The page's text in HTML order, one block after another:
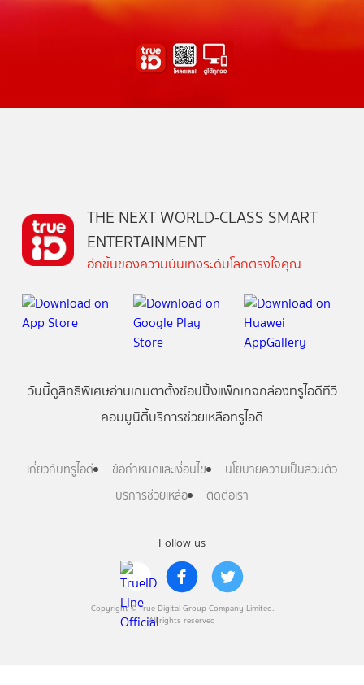
Follow us
Copyright © True Digital Group Company Limited.
All rights reserved
THE NEXT WORLD-CLASS SMART
ENTERTAINMENT
อีกขั้นของความบันเทิงระดับโลกตรงใจคุณ
วันนี้ดูสิทธิพิเศษอ่านเกมตาตั้งช้อปปิ้งแพ็กเกจกล่องทรูไอดีทีวี
คอมมูนิตี้บริการช่วยเหลือทรูไอดี
เกี่ยวกับทรูไอดี ข้อกำหนดและเงื่อนไข
นโยบายความเป็นส่วนตัว
บริการช่วยเหลือ
ติดต่อเรา